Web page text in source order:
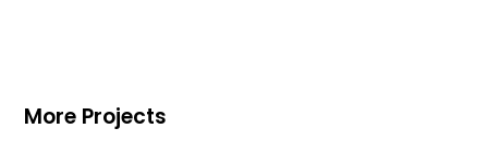
More Projects